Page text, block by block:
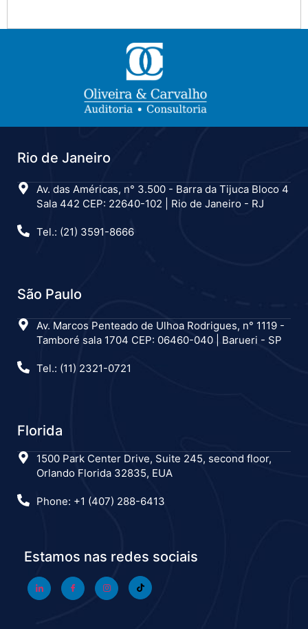
Rio de Janeiro
Av. das Américas, n° 3.500 - Barra da Tijuca Bloco 4
Sala 442 CEP: 22640-102 | Rio de Janeiro - RJ
Tel.: (21) 3591-8666
São Paulo
Av. Marcos Penteado de Ulhoa Rodrigues, n° 1119 -
Tamboré sala 1704 CEP: 06460-040 | Barueri - SP
Tel.: (11) 2321-0721
Florida
1500 Park Center Drive, Suite 245, second floor,
Orlando Florida 32835, EUA
Phone: +1 (407) 288-6413
Estamos nas redes sociais